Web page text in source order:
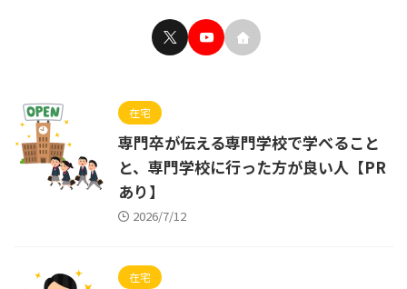
在宅
専門卒が伝える専門学校で学べること
と、専門学校に行った方が良い人【PR
あり】
2026/7/12
在宅